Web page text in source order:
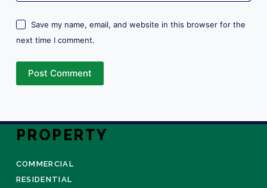
Save my name, email, and website in this browser for the
next time I comment.
Post Comment
PROPERTY
COMMERCIAL
RESIDENTIAL